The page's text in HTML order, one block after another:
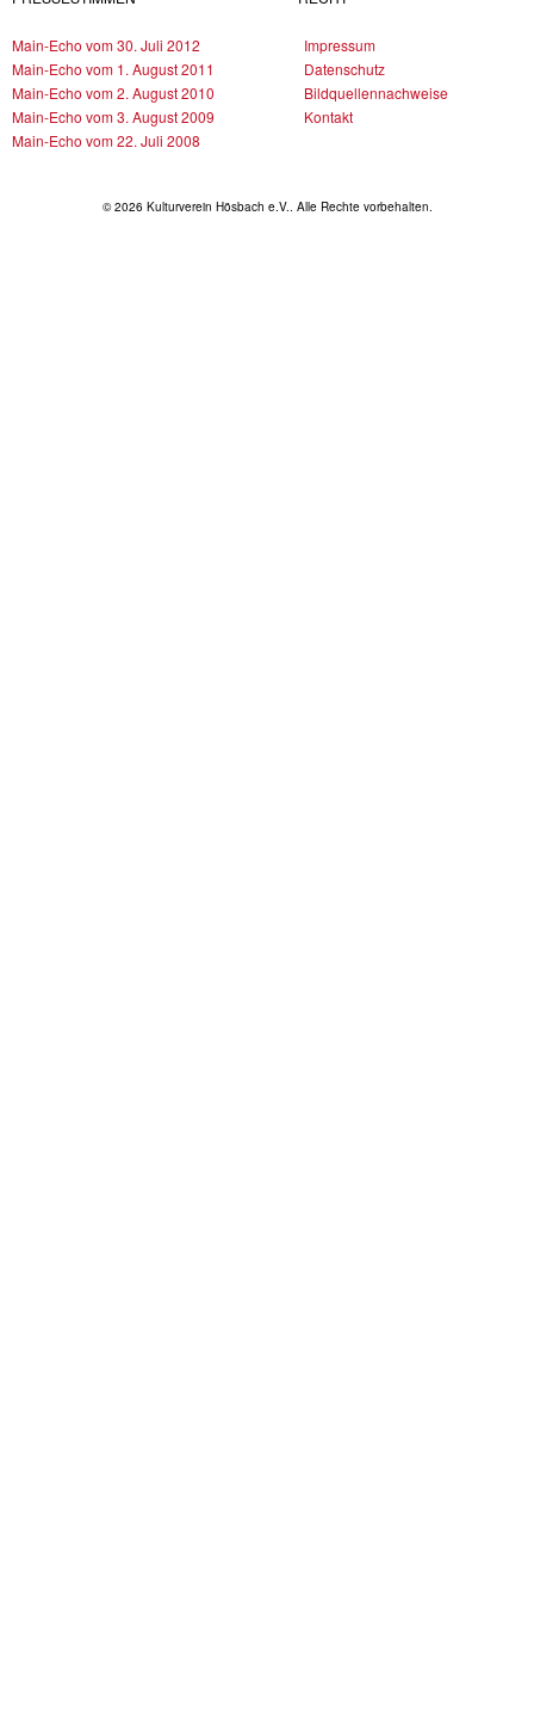
Main-Echo vom 30. Juli 2012
Main-Echo vom 1. August 2011
Main-Echo vom 2. August 2010
Main-Echo vom 3. August 2009
Main-Echo vom 22. Juli 2008
Impressum
Datenschutz
Bildquellennachweise
Kontakt
© 2026 Kulturverein Hösbach e.V.. Alle Rechte vorbehalten.